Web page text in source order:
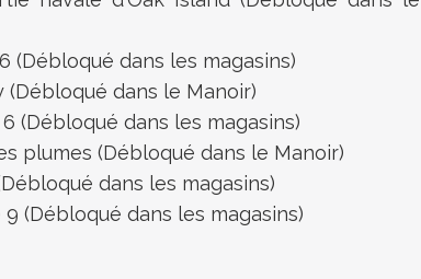
(Débloqué dans les magasins)
dans le Manoir)
(Débloqué dans les magasins)
plumes (Débloqué dans le Manoir)
dans les magasins)
(Débloqué dans les magasins)